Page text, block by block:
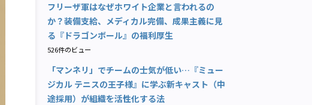
フリーザ軍はなぜホワイト企業と言われるの
か？装備支給、メディカル完備、成果主義に見
る『ドラゴンボール』の福利厚生
526件のビュー
「マンネリ」でチームの士気が低い…『ミュー
ジカル テニスの王子様』に学ぶ新キャスト（中
途採用）が組織を活性化する法